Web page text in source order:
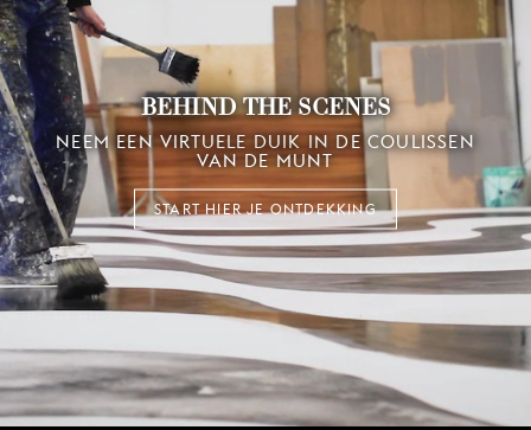
BEHIND THE SCENES
NEEM EEN VIRTUELE DUIK IN DE COULISSEN
VAN DE MUNT
START HIER JE ONTDEKKING